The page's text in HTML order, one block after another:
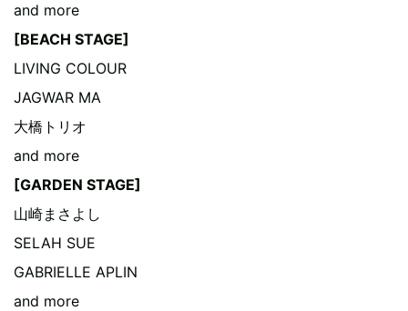
and more
[BEACH STAGE]
LIVING COLOUR
JAGWAR MA
大橋トリオ
and more
[GARDEN STAGE]
山崎まさよし
SELAH SUE
GABRIELLE APLIN
and more